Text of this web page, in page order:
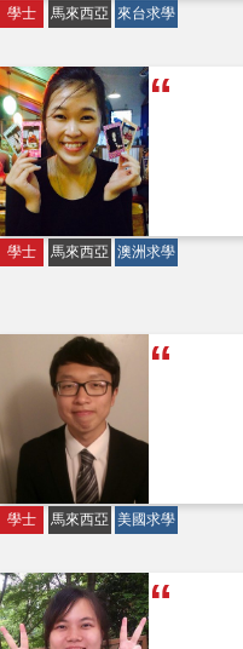
學士 馬來西亞 來台求學
學士 馬來西亞 澳洲求學
學士 馬來西亞 美國求學